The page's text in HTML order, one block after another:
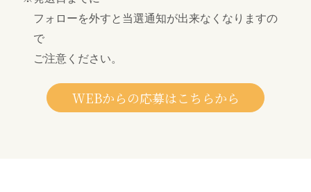
フォローを外すと当選通知が出来なくなりますの
で
ご注意ください。
WEBからの応募はこちらから